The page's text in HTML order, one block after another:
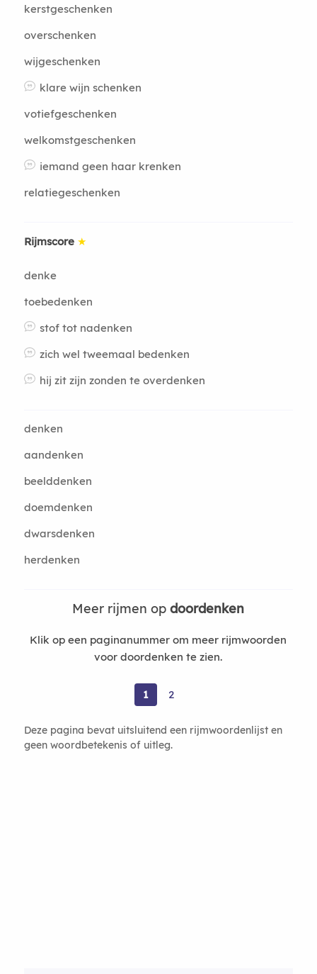
kerstgeschenken
overschenken
wijgeschenken
klare wijn schenken
votiefgeschenken
welkomstgeschenken
iemand geen haar krenken
relatiegeschenken
Rijmscore ★
denke
toebedenken
stof tot nadenken
zich wel tweemaal bedenken
hij zit zijn zonden te overdenken
denken
aandenken
beelddenken
doemdenken
dwarsdenken
herdenken
Meer rijmen opdoordenken
Klik op een paginanummer om meer rijmwoorden
voor doordenken te zien.
1 2
Deze pagina bevat uitsluitend een rijmwoordenlijst en
geen woordbetekenis of uitleg.